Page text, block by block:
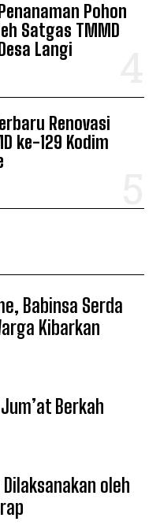
Pohon
Satgas TMMD
Langi
Renovasi
ke-129 Kodim
Babinsa Serda
Kibarkan
Berkah
oleh